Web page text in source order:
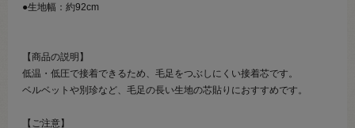
●生地幅：約92cm
【商品の説明】
低温・低圧で接着できるため、毛足をつぶしにくい接着芯です。
ベルベットや別珍など、毛足の長い生地の芯貼りにおすすめです。
【ご注意】